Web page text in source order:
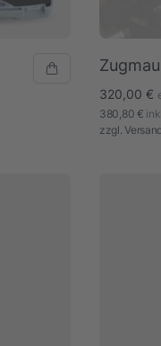
320,00 €
380,80 €
zzgl.